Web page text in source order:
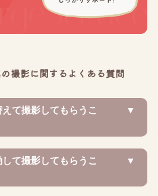
撮影に関するよくある質問
て撮影してもらうこ
て撮影してもらうこ